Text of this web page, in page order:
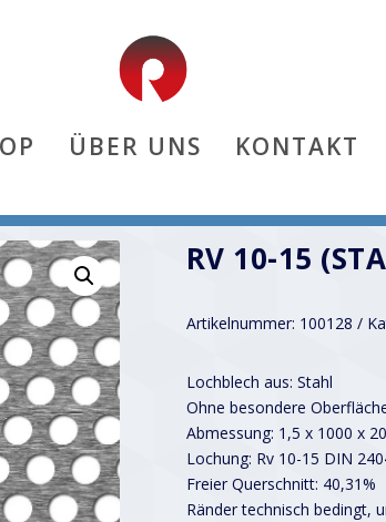
ÜBER UNS KONTAKT
RV 10-15
Artikelnummer: 100128
Lochblech aus: Stahl
Ohne besondere
Abmessung: 1,5 x 1000 x
Lochung: Rv 10-15 DIN
Freier Querschnitt: 40,31%
Ränder technisch bedingt,